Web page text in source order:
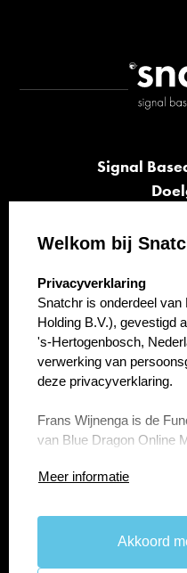
Signal
Welkom bij
select language
Privacyverklaring
Snatchr is onderdeel
Holding B.V.), gevestigd
's-Hertogenbosch,
verwerking van
deze privacyverklaring.
Frans Wijnenga is de
van Blue Dragon Online
Blue Dragon B.V. (Blue
persoonsgegevens
Meer informatie
Akkoord